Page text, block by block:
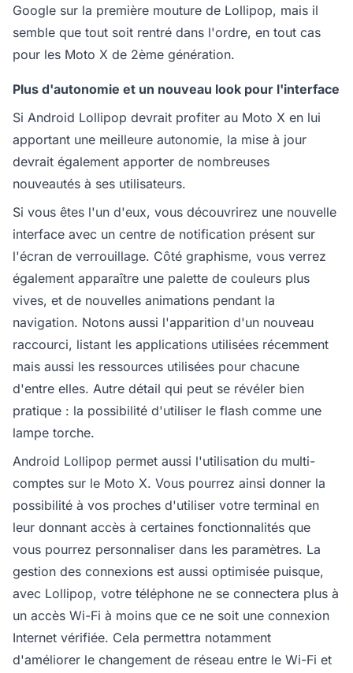
Google sur la première mouture de Lollipop, mais il
semble que tout soit rentré dans l'ordre, en tout cas
pour les Moto X de 2ème génération.
Plus d'autonomie et un nouveau look pour l'interface
Si Android Lollipop devrait profiter au Moto X en lui
apportant une meilleure autonomie, la mise à jour
devrait également apporter de nombreuses
nouveautés à ses utilisateurs.
Si vous êtes l'un d'eux, vous découvrirez une nouvelle
interface avec un centre de notification présent sur
l'écran de verrouillage. Côté graphisme, vous verrez
également apparaître une palette de couleurs plus
vives, et de nouvelles animations pendant la
navigation. Notons aussi l'apparition d'un nouveau
raccourci, listant les applications utilisées récemment
mais aussi les ressources utilisées pour chacune
d'entre elles. Autre détail qui peut se révéler bien
pratique : la possibilité d'utiliser le flash comme une
lampe torche.
Android Lollipop permet aussi l'utilisation du multi-
comptes sur le Moto X. Vous pourrez ainsi donner la
possibilité à vos proches d'utiliser votre terminal en
leur donnant accès à certaines fonctionnalités que
vous pourrez personnaliser dans les paramètres. La
gestion des connexions est aussi optimisée puisque,
avec Lollipop, votre téléphone ne se connectera plus à
un accès Wi-Fi à moins que ce ne soit une connexion
Internet vérifiée. Cela permettra notamment
d'améliorer le changement de réseau entre le Wi-Fi et